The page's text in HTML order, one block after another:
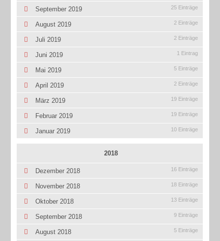
September 2019 25 Einträge
August 2019 2 Einträge
Juli 2019 2 Einträge
Juni 2019 1 Eintrag
Mai 2019 5 Einträge
April 2019 2 Einträge
März 2019 19 Einträge
Februar 2019 19 Einträge
Januar 2019 10 Einträge
2018
Dezember 2018 16 Einträge
November 2018 18 Einträge
Oktober 2018 13 Einträge
September 2018 9 Einträge
August 2018 5 Einträge